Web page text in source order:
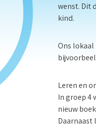
wenst. Dit
kind.
Ons lokaal
Leren en
In groep 4
nieuw
Daarnaast